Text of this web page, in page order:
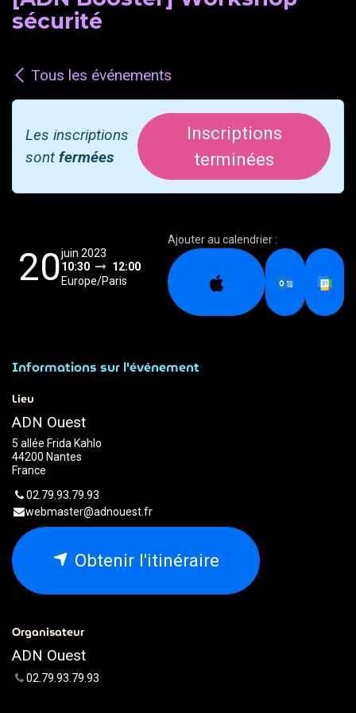
sécurité
Tous les événements
Les inscriptions
sont fermées
Inscriptions
terminées
20juin 2023
10:30
12:00
Europe/Paris
Ajouter au calendrier :
Informations sur l'événement
Lieu
ADN Ouest
5 allée Frida Kahlo
44200 Nantes
France
02.79.93.79.93
webmaster@adnouest.fr
Obtenir l'itinéraire
Organisateur
ADN Ouest
02.79.93.79.93